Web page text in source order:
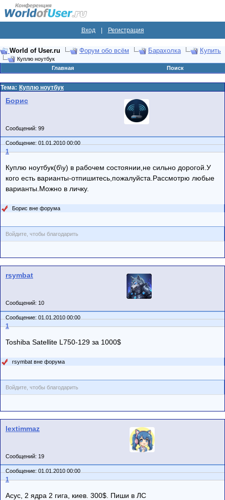
Вход Регистрация
World of User.ru Форум обо всём Барахолка Купить
Куплю ноутбук
Главная
Поиск
Тема: Куплю ноутбук
Борис
Сообщений: 99
Сообщение: 01.01.2010 00:00
1
Куплю ноутбук(б\у) в рабочем состоянии,не сильно дорогой.У
кого есть варианты-отпишитесь,пожалуйста.Рассмотрю любые
варианты.Можно в личку.
Борис вне форума
Войдите, чтобы благодарить
rsymbat
Сообщений: 10
Сообщение: 01.01.2010 00:00
1
Toshiba Satellite L750-129 за 1000$
rsymbat вне форума
Войдите, чтобы благодарить
lextimmaz
Сообщений: 19
Сообщение: 01.01.2010 00:00
1
Асус, 2 ядра 2 гига, киев. 300$. Пиши в ЛС